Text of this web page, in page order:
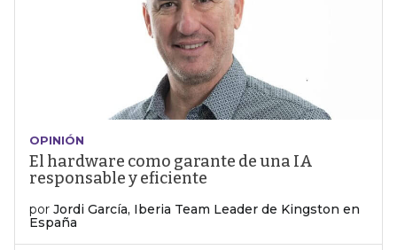
OPINIÓN
El hardware como garante de una IA
responsable y eficiente
por Jordi García, Iberia Team Leader de Kingston en
España